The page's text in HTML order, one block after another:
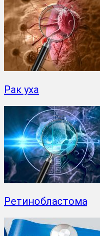
Рак уха
Ретинобластома